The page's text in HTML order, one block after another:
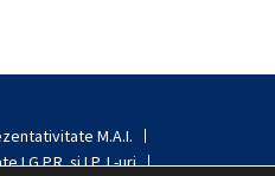
M.A.I.
I.G.P.R. și I.P.J.-uri